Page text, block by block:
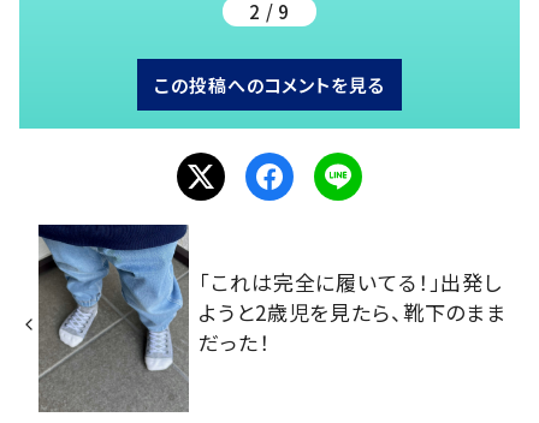
2 / 9
この投稿へのコメントを見る
「これは完全に履いてる！」出発し
ようと2歳児を見たら、靴下のまま
だった！